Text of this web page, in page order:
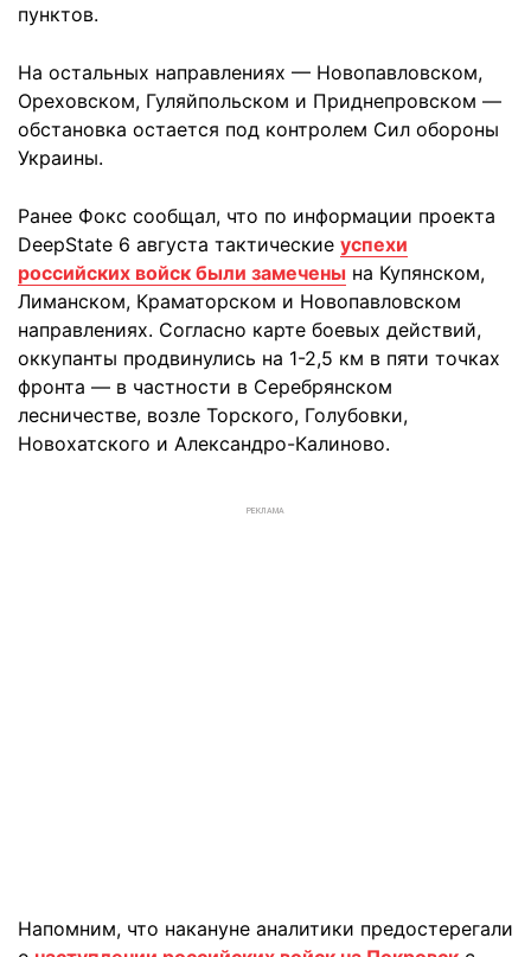
пунктов.
На остальных направлениях — Новопавловском,
Ореховском, Гуляйпольском и Приднепровском —
обстановка остается под контролем Сил обороны
Украины.
Ранее Фокс сообщал, что по информации проекта
DeepState 6 августа тактические успехи
российских войск были замечены на Купянском,
Лиманском, Краматорском и Новопавловском
направлениях. Согласно карте боевых действий,
оккупанты продвинулись на 1-2,5 км в пяти точках
фронта — в частности в Серебрянском
лесничестве, возле Торского, Голубовки,
Новохатского и Александро-Калиново.
РЕКЛАМА
Напомним, что накануне аналитики предостерегали